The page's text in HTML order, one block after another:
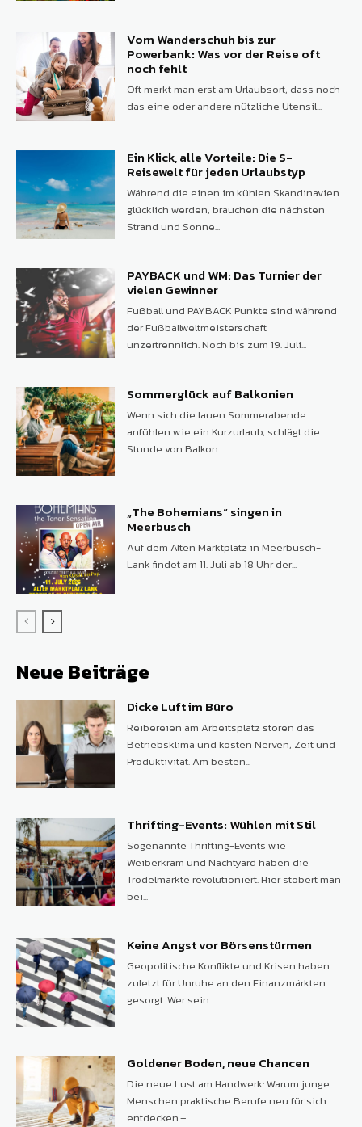
Vom Wanderschuh bis zur
Powerbank: Was vor der Reise oft
noch fehlt
Oft merkt man erst am Urlaubsort, dass noch
das eine oder andere nützliche Utensil...
Ein Klick, alle Vorteile: Die S-
Reisewelt für jeden Urlaubstyp
Während die einen im kühlen Skandinavien
glücklich werden, brauchen die nächsten
Strand und Sonne...
PAYBACK und WM: Das Turnier der
vielen Gewinner
Fußball und PAYBACK Punkte sind während
der Fußballweltmeisterschaft
unzertrennlich. Noch bis zum 19. Juli...
Sommerglück auf Balkonien
Wenn sich die lauen Sommerabende
anfühlen wie ein Kurzurlaub, schlägt die
Stunde von Balkon...
„The Bohemians“ singen in
Meerbusch
Auf dem Alten Marktplatz in Meerbusch-
Lank findet am 11. Juli ab 18 Uhr der...
Neue Beiträge
Dicke Luft im Büro
Reibereien am Arbeitsplatz stören das
Betriebsklima und kosten Nerven, Zeit und
Produktivität. Am besten...
Thrifting-Events: Wühlen mit Stil
Sogenannte Thrifting-Events wie
Weiberkram und Nachtyard haben die
Trödelmärkte revolutioniert. Hier stöbert man
bei...
Keine Angst vor Börsenstürmen
Geopolitische Konflikte und Krisen haben
zuletzt für Unruhe an den Finanzmärkten
gesorgt. Wer sein...
Goldener Boden, neue Chancen
Die neue Lust am Handwerk: Warum junge
Menschen praktische Berufe neu für sich
entdecken –...